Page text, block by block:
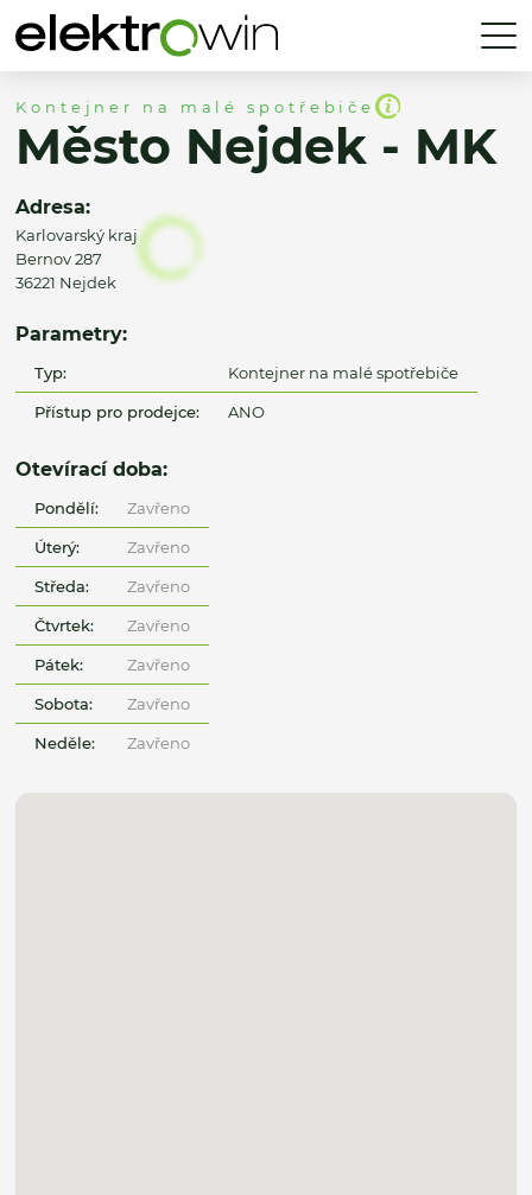
Kontejner na malé spotřebiče
Město Nejdek - MK
Adresa:
Karlovarský kraj
Bernov 287
36221 Nejdek
Parametry:
Typ: Kontejner na malé spotřebiče
Přístup pro prodejce: ANO
Otevírací doba:
Pondělí: Zavřeno
Úterý: Zavřeno
Středa: Zavřeno
Čtvrtek: Zavřeno
Pátek: Zavřeno
Sobota: Zavřeno
Neděle: Zavřeno